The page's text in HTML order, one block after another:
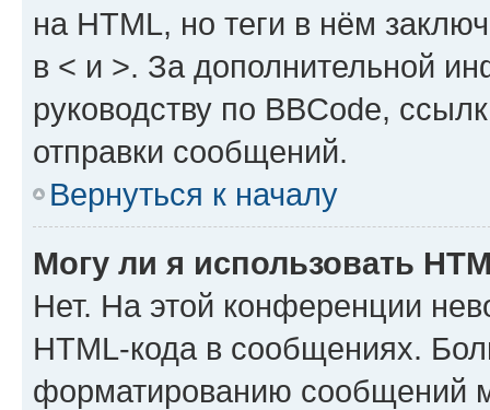
на HTML, но теги в нём
в < и >. За дополнительной
руководству по BBCode,
отправки сообщений.
Вернуться к началу
Могу ли я использовать
Нет. На этой конференции
HTML-кода в сообщениях.
форматированию сообщений